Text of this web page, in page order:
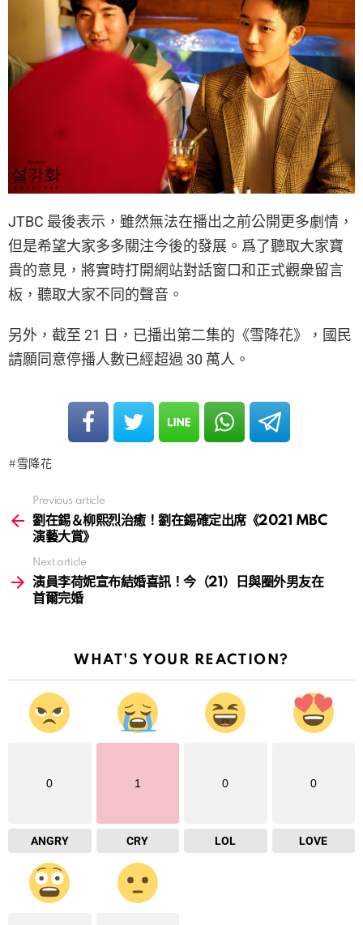
JTBC 最後表示，雖然無法在播出之前公開更多劇情，
但是希望大家多多關注今後的發展。爲了聽取大家寶
貴的意見，將實時打開網站對話窗口和正式觀衆留言
板，聽取大家不同的聲音。
另外，截至 21 日，已播出第二集的《雪降花》，國民
請願同意停播人數已經超過 30 萬人。
雪降花
more
Previous article
劉在錫＆柳熙烈治癒！劉在錫確定出席《2021 MBC
演藝大賞》
Next article
演員李荷妮宣布結婚喜訊！今（21）日與圈外男友在
首爾完婚
WHAT'S YOUR REACTION?
0
ANGRY
1
CRY
0
LOL
0
LOVE